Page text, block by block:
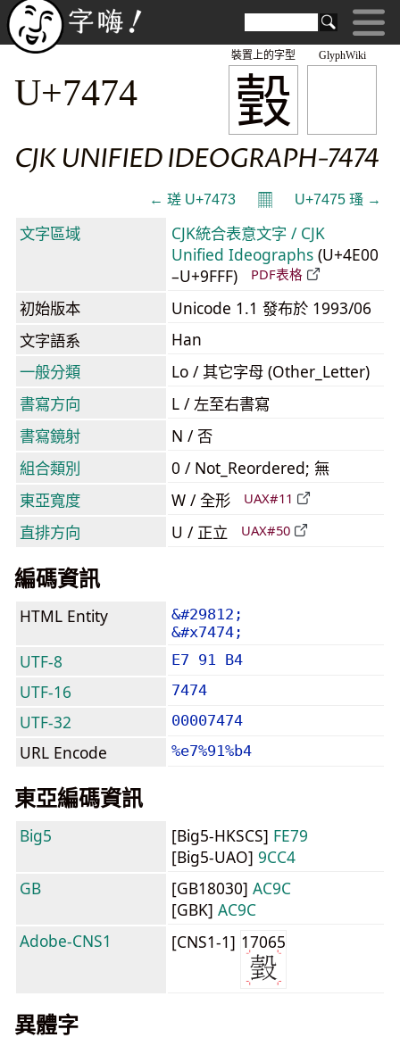
GlyphWiki
瑴
裝置上的字型
U+7474
CJK UNIFIED IDEOGRAPH-7474
← 瑳 U+7473 𝄜 U+7475 瑵 →
文字區域
CJK統合表意文字 / CJK
Unified Ideographs (U+4E00
–U+9FFF)
PDF表格
初始版本
Unicode 1.1 發布於 1993/06
文字語系
Han
一般分類
Lo / 其它字母 (Other_Letter)
書寫方向
L / 左至右書寫
書寫鏡射
N / 否
組合類別
0 / Not_Reordered; 無
東亞寬度
W / 全形 UAX#11
直排方向 U / 正立 UAX#50
編碼資訊
HTML Entity
&#29812;
&#x7474;
UTF-8 E7 91 B4
UTF-16 7474
UTF-32 00007474
URL Encode %e7%91%b4
東亞編碼資訊
Big5 [Big5-HKSCS] FE79
[Big5-UAO] 9CC4
GB
[GB18030] AC9C
[GBK] AC9C
Adobe-CNS1
[CNS1-1] 17065
異體字